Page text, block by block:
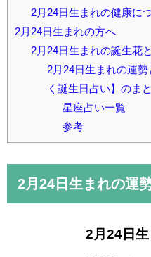
2月24日生まれの健康に
2月24日生まれの方へ
2月24日生まれの誕生花
2月24日生まれの運
く誕生日占い】のま
星座占い一覧
参考
2月24日 生まれの運
2月24日